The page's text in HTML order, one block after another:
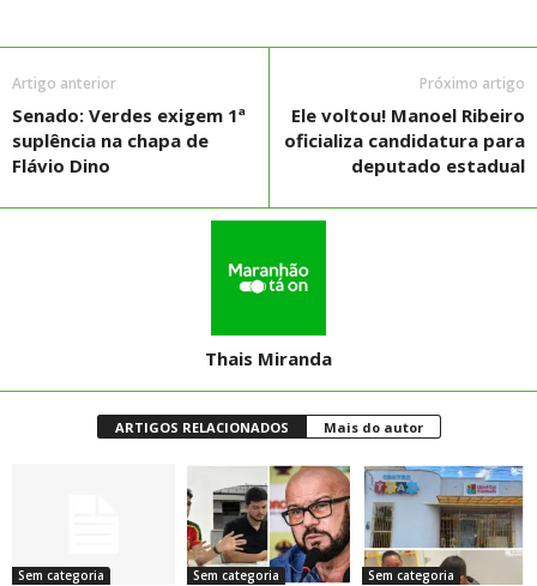
Artigo anterior
Senado: Verdes exigem 1ª
suplência na chapa de
Flávio Dino
Próximo artigo
Ele voltou! Manoel Ribeiro
oficializa candidatura para
deputado estadual
Thais Miranda
ARTIGOS RELACIONADOS Mais do autor
Sem categoria Sem categoria Sem categoria